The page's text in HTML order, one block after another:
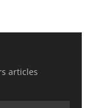
articles